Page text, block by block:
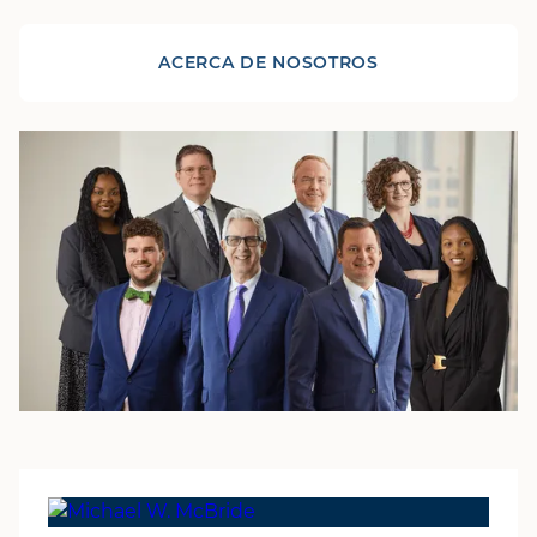
ACERCA DE NOSOTROS